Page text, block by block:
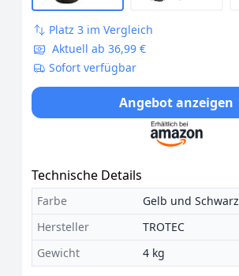
Platz 3 im Vergleich
Aktuell ab 36,99 €
Sofort verfügbar
Angebot anzeigen
Technische Details
Farbe
Gelb und Schwarz
Hersteller
TROTEC
Gewicht
4 kg